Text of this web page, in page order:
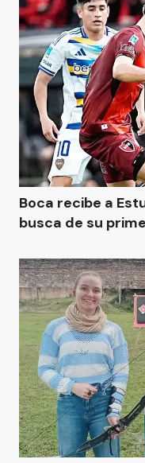
Boca recibe a
busca de su